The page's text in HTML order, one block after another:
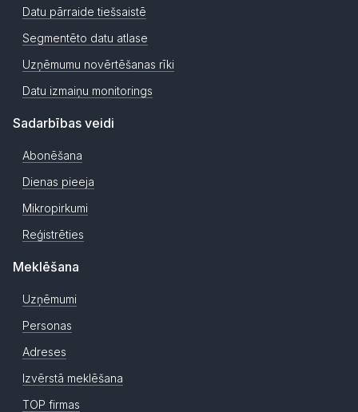
Datu pārraide tiešsaistē
Segmentēto datu atlase
Uzņēmumu novērtēšanas rīki
Datu izmaiņu monitorings
Sadarbības veidi
Abonēšana
Dienas pieeja
Mikropirkumi
Reģistrēties
Meklēšana
Uzņēmumi
Personas
Adreses
Izvērstā meklēšana
TOP firmas